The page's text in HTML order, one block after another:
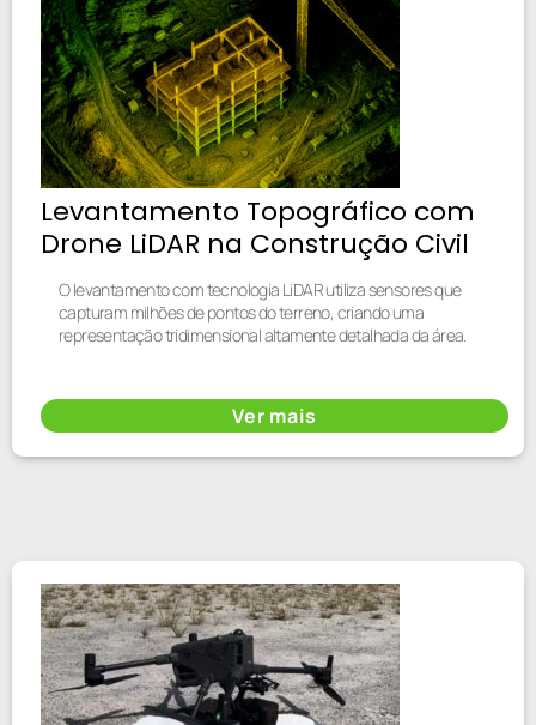
Levantamento Topográfico com
Drone LiDAR na Construção Civil
O levantamento com tecnologia LiDAR utiliza sensores que
capturam milhões de pontos do terreno, criando uma
representação tridimensional altamente detalhada da área.
Ver mais